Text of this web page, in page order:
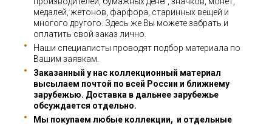
медалей, жетонов, фарфора, старинных вещей и
многого другого. Здесь же Вы можете забрать и
оплатить свой заказ лично.
Наши специалисты проводят подбор материала по
Вашим заявкам.
Заказанный у нас коллекционный материал
высылаем почтой по всей России и ближнему
зарубежью. Доставка в дальнее зарубежье
обсуждается отдельно.
Мы покупаем любые коллекции, и отдельные